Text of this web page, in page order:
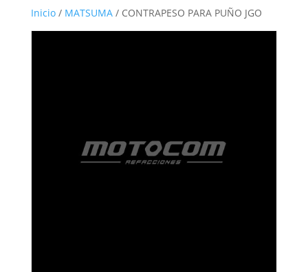
Inicio/ MATSUMA/ CONTRAPESO PARA PUÑO JGO